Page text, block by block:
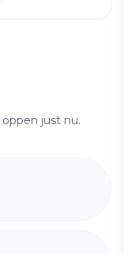
just nu.